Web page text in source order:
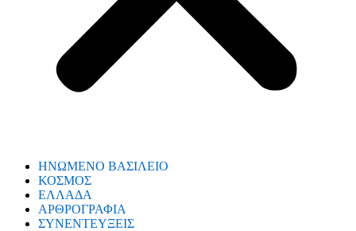
ΗΝΩΜΕΝΟ ΒΑΣΙΛΕΙΟ
ΚΟΣΜΟΣ
ΕΛΛΑΔΑ
ΑΡΘΡΟΓΡΑΦΙΑ
ΣΥΝΕΝΤΕΥΞΕΙΣ